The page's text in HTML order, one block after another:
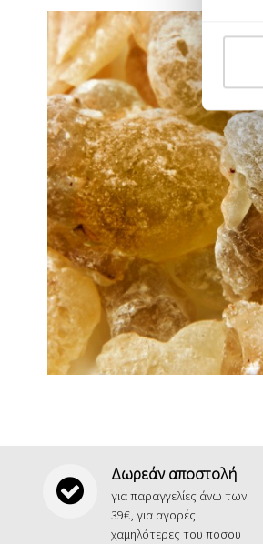
Δωρεάν αποστολή
για παραγγελίες άνω των
39€, για αγορές
χαμηλότερες του ποσού